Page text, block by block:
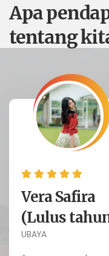
Apa
tentang
Vera Safira
(Lulus
UBAYA